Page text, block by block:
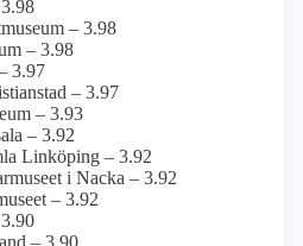
– 3.98
– 3.98
3.97
– 3.97
– 3.93
– 3.92
Linköping – 3.92
i Nacka – 3.92
– 3.92
– 3.90